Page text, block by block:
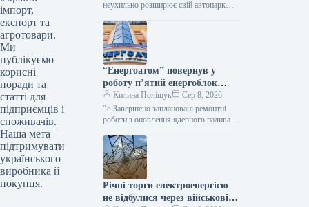
імпорт,
експорт та
агротовари.
Ми
публікуємо
корисні
поради та
статті для
підприємців і
споживачів.
Наша мета —
підтримувати
українського
виробника й
покупця.
неухильно розширює свій автопарк
забезпечення пальним по всій території
держави, проінформувала…
“Енергоатом” повернув у
роботу п’ятий енергоблок
після планового технічного
обслуговування.
Килина Поліщук
Сер 8, 2026
“> Завершено заплановані ремонтні
роботи з оновлення ядерного палива
електростанцій, а також технічне
обслуговування двох…
Річні торги електроенергією
не відбулися через військові